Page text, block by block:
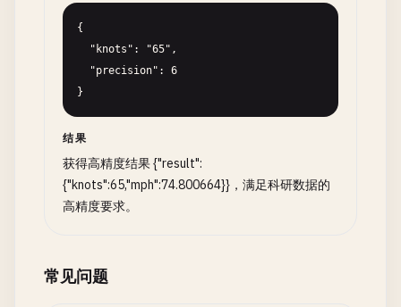
{
}
结果
获得高精度结果 {"result":
{"knots":65,"mph":74.800664}}，满足科研数据的
高精度要求。
常见问题